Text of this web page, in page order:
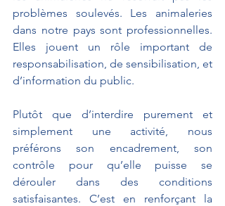
problèmes soulevés. Les animaleries
dans notre pays sont professionnelles.
Elles jouent un rôle important de
responsabilisation, de sensibilisation, et
d’information du public.
Plutôt que d’interdire purement et
simplement une activité, nous
préférons son encadrement, son
contrôle pour qu’elle puisse se
dérouler dans des conditions
satisfaisantes. C’est en renforçant la